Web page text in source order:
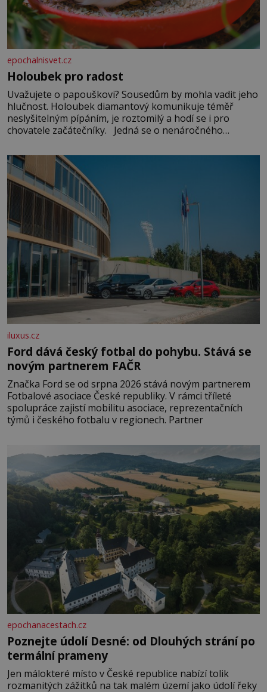
epochalnisvet.cz
Holoubek pro radost
Uvažujete o papouškovi? Sousedům by mohla vadit jeho
hlučnost. Holoubek diamantový komunikuje téměř
neslyšitelným pípáním, je roztomilý a hodí se i pro
chovatele začátečníky. Jedná se o nenáročného
času tráví na zemi, kde sbírá zbytky semínek Jeho
domovinou je prakticky celá Austrálie s výjimkou
pobřežní oblasti.
iluxus.cz
Ford dává český fotbal do pohybu. Stává se
novým partnerem FAČR
Značka Ford se od srpna 2026 stává novým partnerem
Fotbalové asociace České republiky. V rámci tříleté
spolupráce zajistí mobilitu asociace, reprezentačních
týmů i českého fotbalu v regionech. Partner
epochanacestach.cz
Poznejte údolí Desné: od Dlouhých strání po
termální prameny
Jen málokteré místo v České republice nabízí tolik
rozmanitých zážitků na tak malém území jako údolí řeky